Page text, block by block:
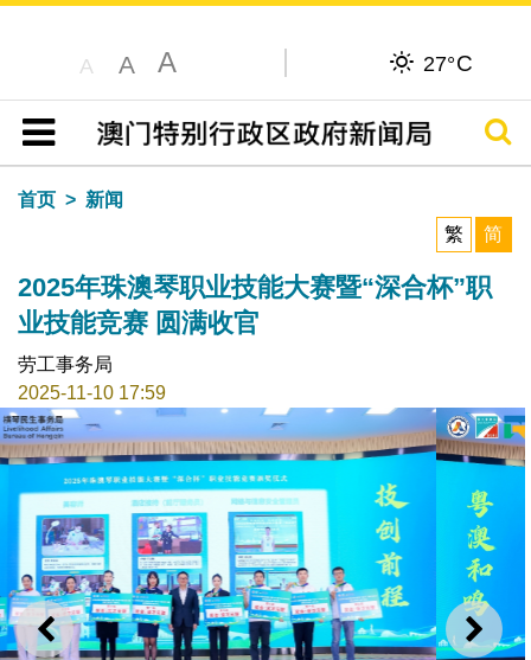
A A A 27°C
目录
搜寻
首页
新闻
繁
简
2025年珠澳琴职业技能大赛暨“深合杯”职
业技能竞赛 圆满收官
劳工事务局
2025-11-10 17:59
上一则 下一